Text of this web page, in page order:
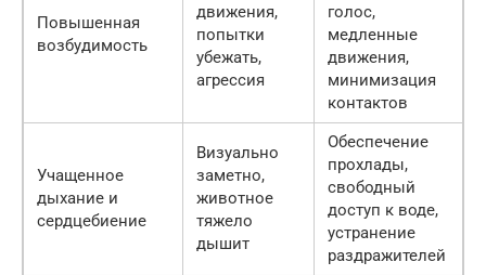
Повышенная
возбудимость
движения,
попытки
убежать,
агрессия
голос,
медленные
движения,
минимизация
контактов
Учащенное
дыхание и
сердцебиение
Визуально
заметно,
животное
тяжело
дышит
Обеспечение
прохлады,
свободный
доступ к воде,
устранение
раздражителей